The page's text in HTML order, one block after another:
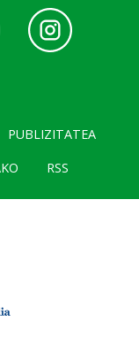
PUBLIZITATEA
RSS